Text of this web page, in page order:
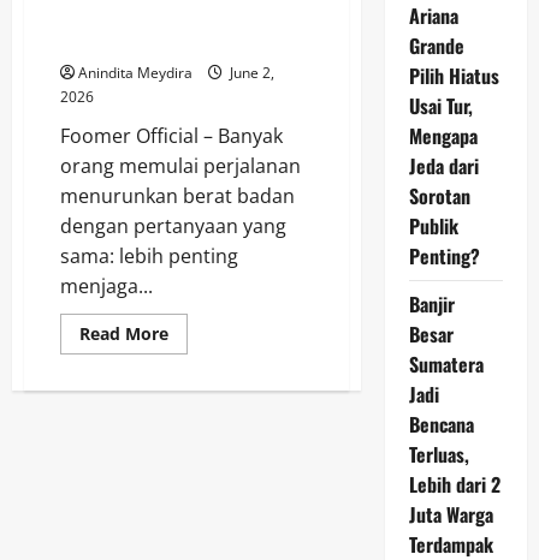
Anindita Meydira
June 2,
2026
Foomer Official – Banyak
orang memulai perjalanan
menurunkan berat badan
dengan pertanyaan yang
sama: lebih penting
menjaga...
Read MoreRead
more
atau
Ariana
Grande
Pilih Hiatus
Usai Tur,
Mengapa
Jeda dari
Sorotan
Publik
Penting?
Banjir
Besar
Sumatera
Jadi
Bencana
Terluas,
Lebih dari 2
Juta Warga
Terdampak